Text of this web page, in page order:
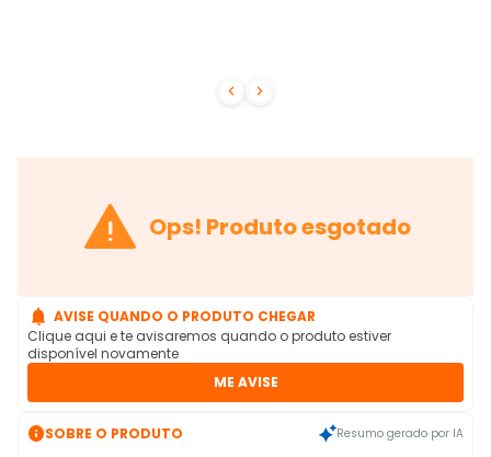
 
 Ops! Produto esgotado
 AVISE QUANDO O PRODUTO CHEGAR
Clique aqui e te avisaremos quando o produto estiver
disponível novamente
ME AVISE
SOBRE O PRODUTO Resumo gerado por IA